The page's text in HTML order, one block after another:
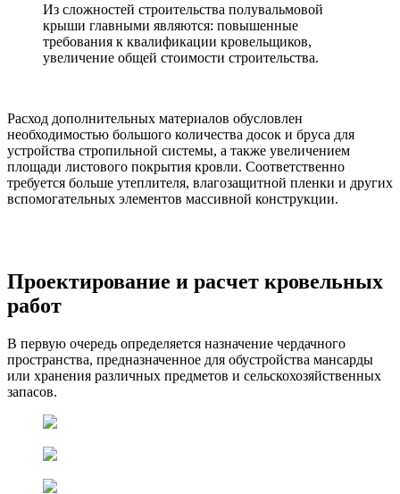
Из сложностей строительства полувальмовой
крыши главными являются: повышенные
требования к квалификации кровельщиков,
увеличение общей стоимости строительства.
Расход дополнительных материалов обусловлен
необходимостью большого количества досок и бруса для
устройства стропильной системы, а также увеличением
площади листового покрытия кровли. Соответственно
требуется больше утеплителя, влагозащитной пленки и других
вспомогательных элементов массивной конструкции.
Проектирование и расчет кровельных
работ
В первую очередь определяется назначение чердачного
пространства, предназначенное для обустройства мансарды
или хранения различных предметов и сельскохозяйственных
запасов.